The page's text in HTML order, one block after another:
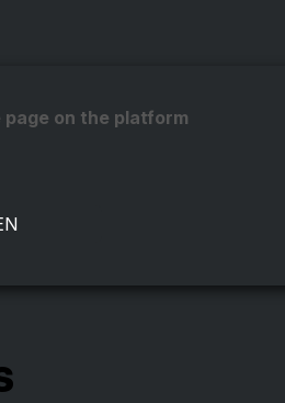
on the platform